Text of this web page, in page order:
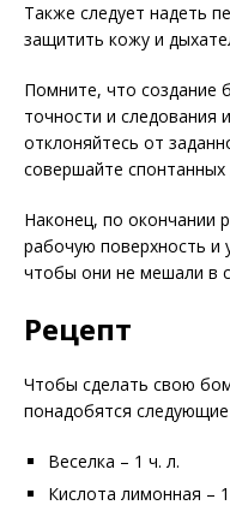
Также следует надеть
защитить кожу и
Помните, что создание
точности и следования
отклоняйтесь от
совершайте спонтанных
Наконец, по окончании
рабочую поверхность и
чтобы они не мешали в
Рецепт
Чтобы сделать свою
понадобятся
Bеселка – 1 ч. л.
Кислота лимонная –